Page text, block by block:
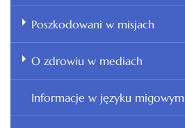
Poszkodowani w misjach
O zdrowiu w mediach
Informacje w języku migowym